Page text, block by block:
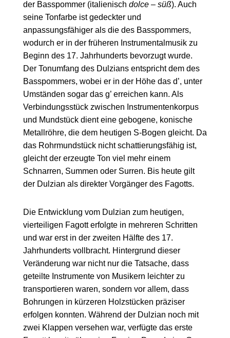
der Basspommer (italienisch dolce – süß). Auch
seine Tonfarbe ist gedeckter und
anpassungsfähiger als die des Basspommers,
wodurch er in der früheren Instrumentalmusik zu
Beginn des 17. Jahrhunderts bevorzugt wurde.
Der Tonumfang des Dulzians entspricht dem des
Basspommers, wobei er in der Höhe das d’, unter
Umständen sogar das g’ erreichen kann. Als
Verbindungsstück zwischen Instrumentenkorpus
und Mundstück dient eine gebogene, konische
Metallröhre, die dem heutigen S-Bogen gleicht. Da
das Rohrmundstück nicht schattierungsfähig ist,
gleicht der erzeugte Ton viel mehr einem
Schnarren, Summen oder Surren. Bis heute gilt
der Dulzian als direkter Vorgänger des Fagotts.
Die Entwicklung vom Dulzian zum heutigen,
vierteiligen Fagott erfolgte in mehreren Schritten
und war erst in der zweiten Hälfte des 17.
Jahrhunderts vollbracht. Hintergrund dieser
Veränderung war nicht nur die Tatsache, dass
geteilte Instrumente von Musikern leichter zu
transportieren waren, sondern vor allem, dass
Bohrungen in kürzeren Holzstücken präziser
erfolgen konnten. Während der Dulzian noch mit
zwei Klappen versehen war, verfügte das erste